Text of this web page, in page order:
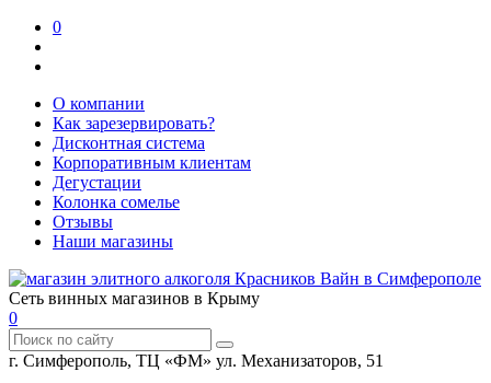
0
О компании
Как зарезервировать?
Дисконтная система
Корпоративным клиентам
Дегустации
Колонка сомелье
Отзывы
Наши магазины
Сеть винных магазинов в Крыму
0
г. Симферополь, ТЦ «ФМ» ул. Механизаторов, 51